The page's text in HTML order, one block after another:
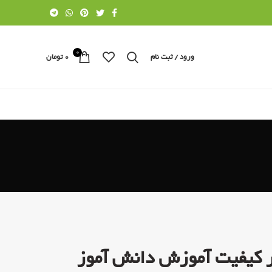
ورود / ثبت نام
0
۰ تومان
کیفیت آموزش دانش آموز